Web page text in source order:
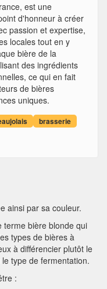
est une
d'honneur à créer
passion et expertise,
locales tout en y
bière de la
des ingrédients
ce qui en fait
de bières
uniques.
brasserie
ainsi par sa couleur.
terme bière blonde qui
types de bières à
à différencier plutôt le
type de fermentation.
: